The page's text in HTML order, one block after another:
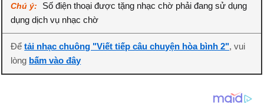
Chú ý:
Số điện thoại được tặng nhạc chờ phải đang sử dụng
dụng dịch vụ nhạc chờ
Đểtải nhạc chuông "Viết tiếp câu chuyện hòa bình 2", vui
lòng bấm vào đây